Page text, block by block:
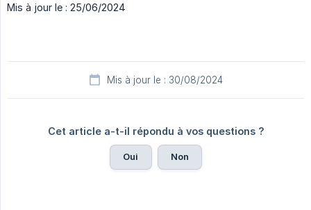
Mis à jour le : 25/06/2024
Mis à jour le : 30/08/2024
Cet article a-t-il répondu à vos questions ?
Oui Non